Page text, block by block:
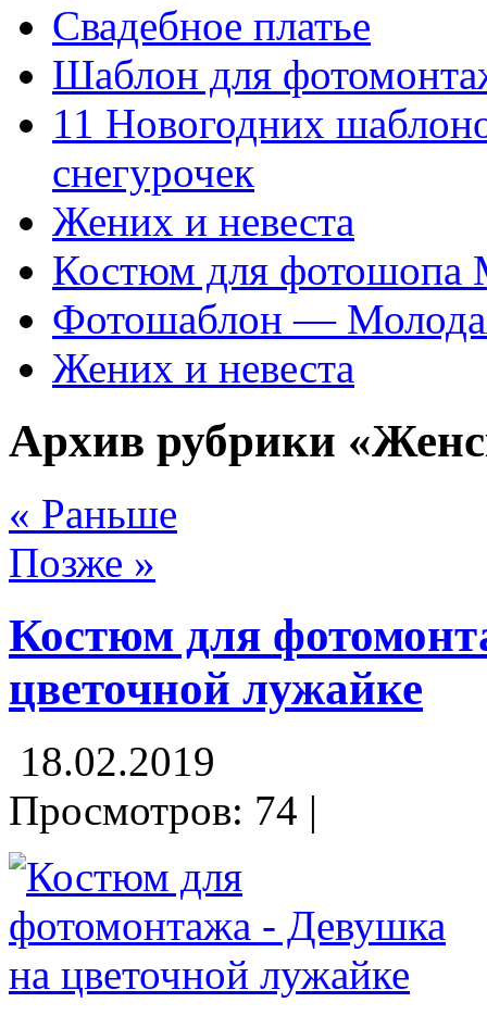
Свадебное платье
Шаблон для
11 Новогодних
снегурочек
Жених и невеста
Костюм для фотошопа
Фотошаблон —
Жених и невеста
Архив рубрики
« Раньше
Позже »
Костюм для
цветочной лужайке
18.02.2019
Просмотров: 74 |